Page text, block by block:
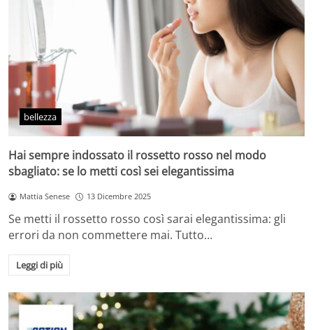
bellezza
Hai sempre indossato il rossetto rosso nel modo
sbagliato: se lo metti così sei elegantissima
Mattia Senese 13 Dicembre 2025
Se metti il rossetto rosso così sarai elegantissima: gli
errori da non commettere mai. Tutto…
Leggi di più